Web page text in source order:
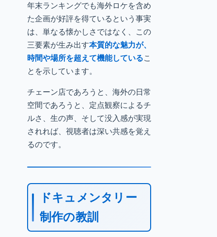
年末ランキングでも海外ロケを含め
た企画が好評を得ているという事実
は、単なる懐かしさではなく、この
三要素が生み出す本質的な魅力が、
時間や場所を超えて機能しているこ
とを示しています。
チェーン店であろうと、海外の日常
空間であろうと、定点観察によるチ
ルさ、生の声、そして没入感が実現
されれば、視聴者は深い共感を覚え
るのです。
ドキュメンタリー
制作の教訓